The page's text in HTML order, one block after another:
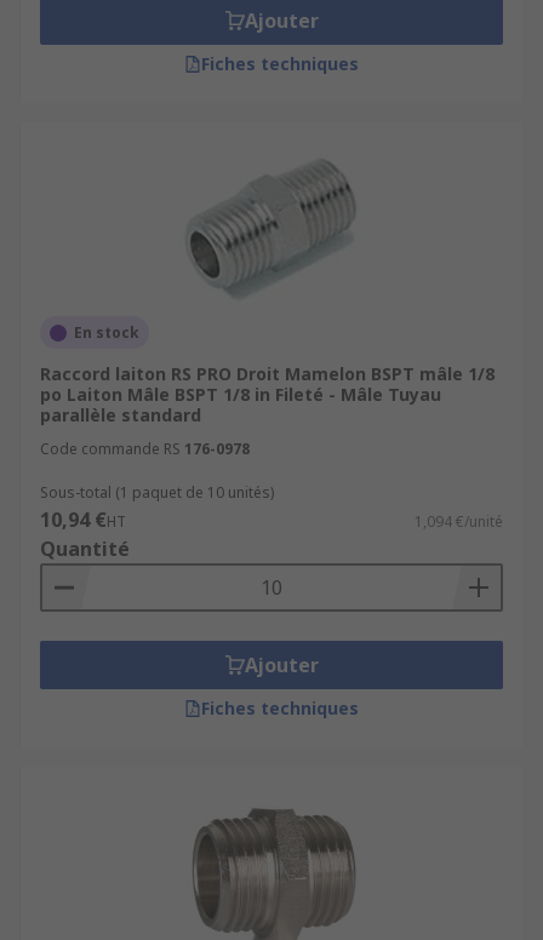
Ajouter
Fiches techniques
En stock
Raccord laiton RS PRO Droit Mamelon BSPT mâle 1/8
po Laiton Mâle BSPT 1/8 in Fileté - Mâle Tuyau
parallèle standard
Code commande RS 176-0978
Sous-total (1 paquet de 10 unités)
10,94 €HT 1,094 €/unité
Quantité
Ajouter
Fiches techniques